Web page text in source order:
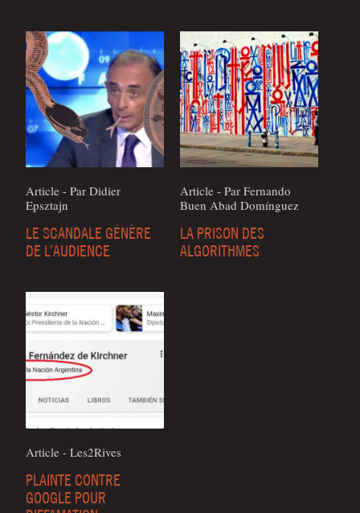
Article - Par Didier
Epsztajn
LE SCANDALE GÉNÈRE
DE L’AUDIENCE
Article - Par Fer­nan­do
Buen Abad Domínguez
LA PRISON DES
ALGORITHMES
Article - Les2Rives
PLAINTE CONTRE
GOOGLE POUR